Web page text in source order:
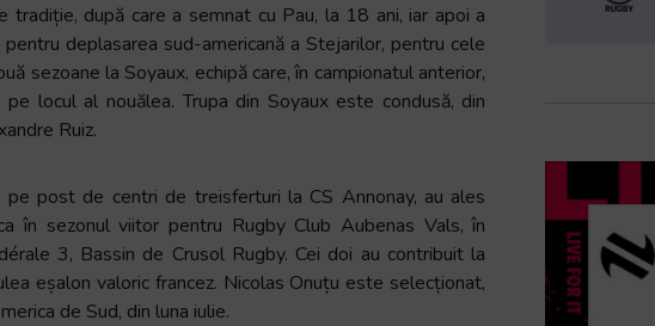
după care a semnat cu Pau, la 18 ani, iar apoi a
deplasarea sud-americană a Stejarilor, pentru cele
sezoane la Soyaux, echipă care, în campionatul anterior,
locul al nouălea. Trupa din Soyaux este condusă, din
Ruiz.
post de centri de treisferturi la CS Annonay, au ales
în sezonul viitor pentru Rugby Club Aubenas Vals, în
3, Bassin de Crusol Rugby. Cei doi au contribuit la
eșalon valoric francez. Nicolas Onuțu este selecționat,
de Sud, din luna iulie.